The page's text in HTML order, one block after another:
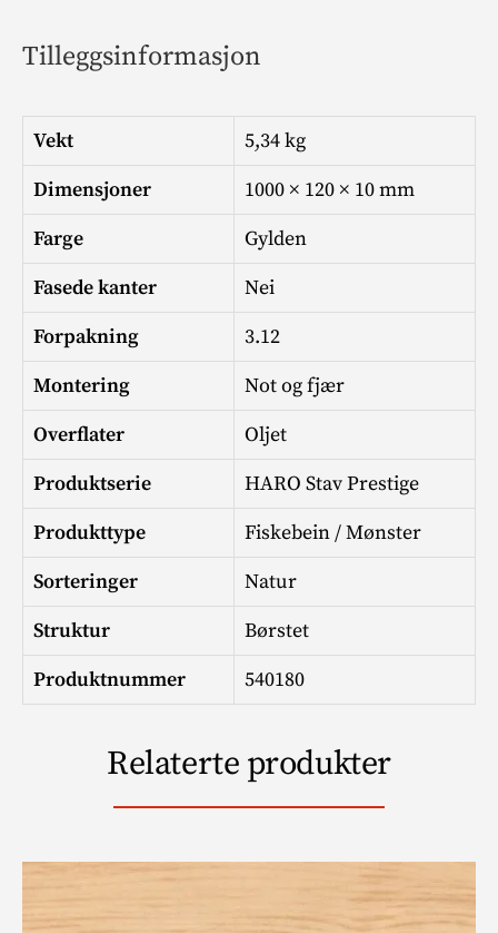
Tilleggsinformasjon
Vekt
5,34 kg
Dimensjoner
1000 × 120 × 10 mm
Farge
Gylden
Fasede kanter
Nei
Forpakning
3.12
Montering
Not og fjær
Overflater
Oljet
Produktserie
HARO Stav Prestige
Produkttype
Fiskebein / Mønster
Sorteringer
Natur
Struktur
Børstet
Produktnummer
540180
Relaterte produkter